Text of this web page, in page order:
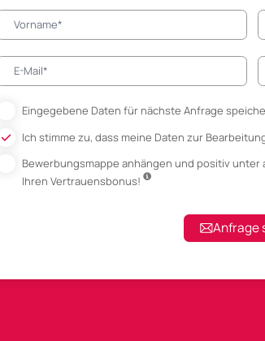
Eingegebene Daten für nächste Anfrage
Ich stimme zu, dass meine Daten zur
Bewerbungsmappe anhängenund positiv unter
Ihren Vertrauensbonus!
Anfrage